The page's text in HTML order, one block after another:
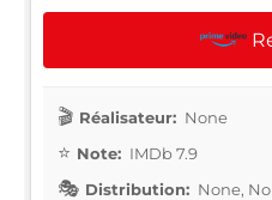
Réalisateur: None
Note: IMDb 7.9
Distribution: None,